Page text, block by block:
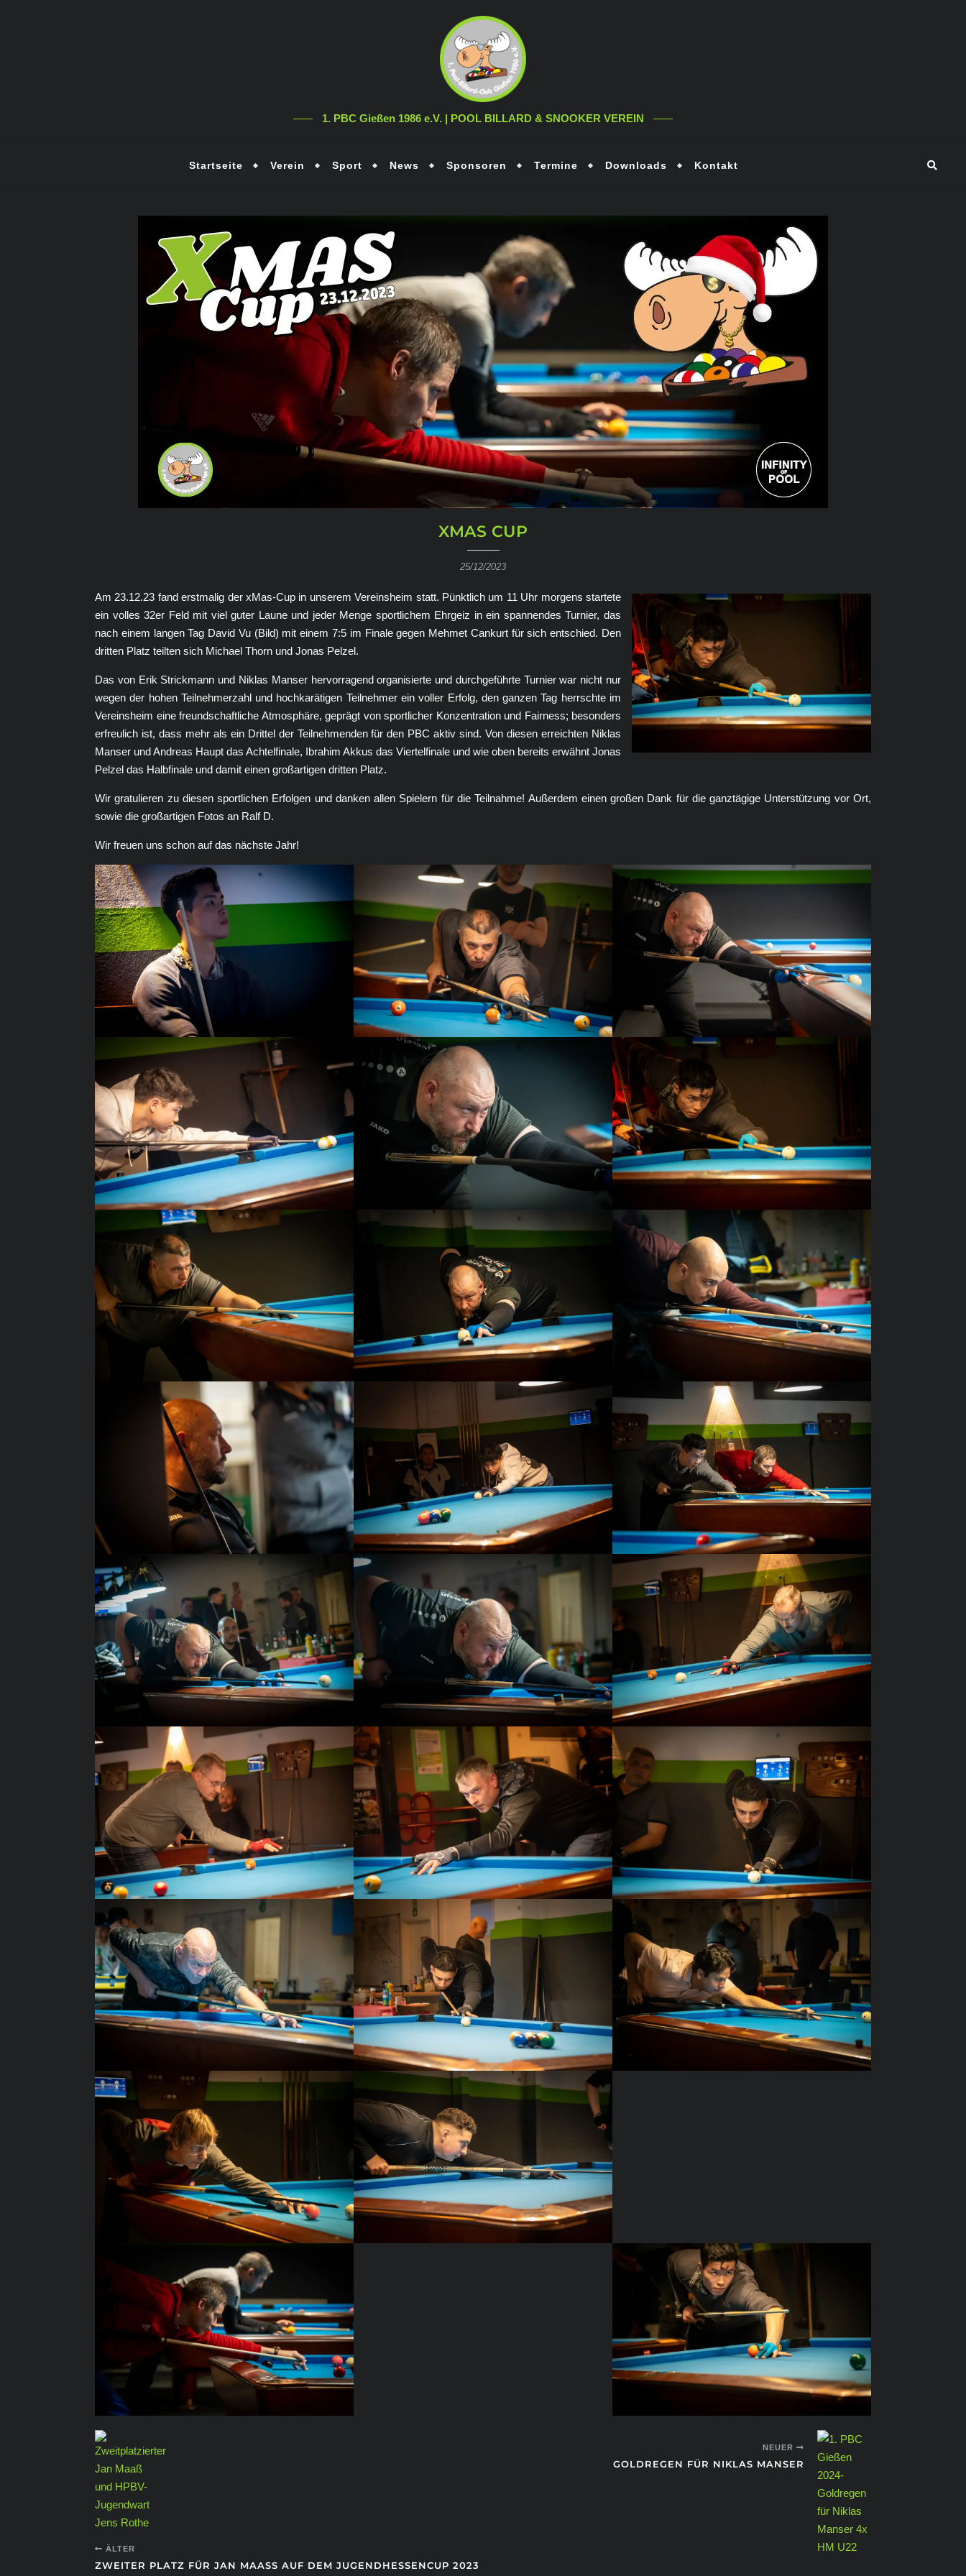
1. PBC Gießen 1986 e.V. | POOL BILLARD & SNOOKER VEREIN
Startseite Verein Sport News Sponsoren Termine Downloads Kontakt
XMAS CUP
25/12/2023
Am 23.12.23 fand erstmalig der xMas-Cup in unserem Vereinsheim statt. Pünktlich um 11 Uhr morgens startete
ein volles 32er Feld mit viel guter Laune und jeder Menge sportlichem Ehrgeiz in ein spannendes Turnier, das
nach einem langen Tag David Vu (Bild) mit einem 7:5 im Finale gegen Mehmet Cankurt für sich entschied. Den
dritten Platz teilten sich Michael Thorn und Jonas Pelzel.
Das von Erik Strickmann und Niklas Manser hervorragend organisierte und durchgeführte Turnier war nicht nur
wegen der hohen Teilnehmerzahl und hochkarätigen Teilnehmer ein voller Erfolg, den ganzen Tag herrschte im
Vereinsheim eine freundschaftliche Atmosphäre, geprägt von sportlicher Konzentration und Fairness; besonders
erfreulich ist, dass mehr als ein Drittel der Teilnehmenden für den PBC aktiv sind. Von diesen erreichten Niklas
Manser und Andreas Haupt das Achtelfinale, Ibrahim Akkus das Viertelfinale und wie oben bereits erwähnt Jonas
Pelzel das Halbfinale und damit einen großartigen dritten Platz.
Wir gratulieren zu diesen sportlichen Erfolgen und danken allen Spielern für die Teilnahme! Außerdem einen großen Dank für die ganztägige Unterstützung vor Ort,
sowie die großartigen Fotos an Ralf D.
Wir freuen uns schon auf das nächste Jahr!
ÄLTER
ZWEITER PLATZ FÜR JAN MAASS AUF DEM JUGENDHESSENCUP 2023
NEUER
GOLDREGEN FÜR NIKLAS MANSER